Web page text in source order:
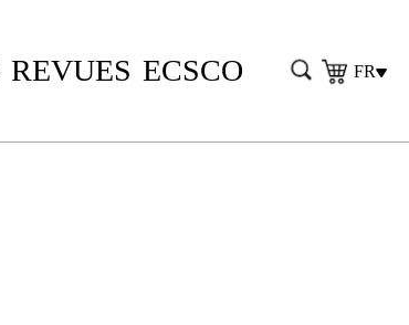
REVUES ECSCO FR